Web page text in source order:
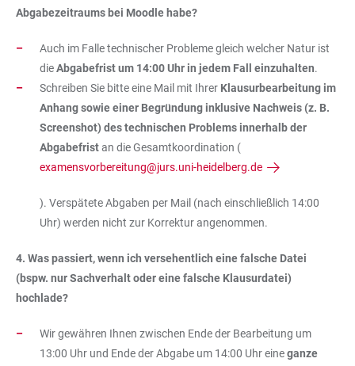
Abgabezeitraums bei Moodle habe?
Auch im Falle technischer Probleme gleich welcher Natur ist
dieAbgabefrist um 14:00 Uhr in jedem Fall einzuhalten.
Schreiben Sie bitte eine Mail mit Ihrer Klausurbearbeitung im
Anhang sowie einer Begründung inklusive Nachweis (z. B.
Screenshot) des technischen Problems innerhalb der
Abgabefristan die Gesamtkoordination (
examensvorbereitung@jurs.uni-heidelberg.de
). Verspätete Abgaben per Mail (nach einschließlich 14:00
Uhr) werden nicht zur Korrektur angenommen.
4. Was passiert, wenn ich versehentlich eine falsche Datei
(bspw. nur Sachverhalt oder eine falsche Klausurdatei)
hochlade?
Wir gewähren Ihnen zwischen Ende der Bearbeitung um
13:00 Uhr und Ende der Abgabe um 14:00 Uhr eineganze